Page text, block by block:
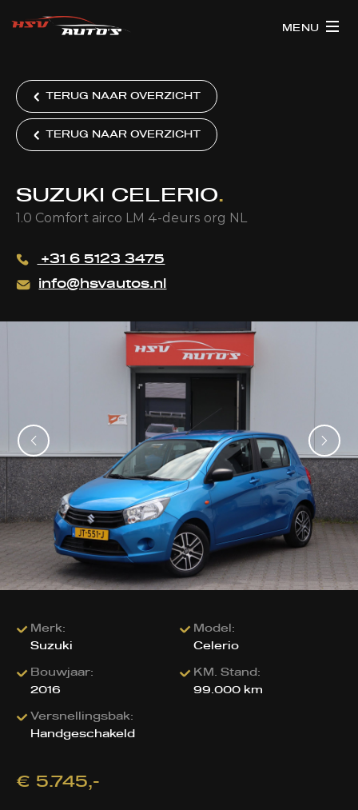
MENU
TERUG NAAR OVERZICHT
TERUG NAAR OVERZICHT
+31 6 5123 3475
info@hsvautos.nl
SUZUKI CELERIO.
1.0 Comfort airco LM 4-deurs org NL
Merk:
Suzuki
Model:
Celerio
Bouwjaar:
2016
KM. Stand:
99.000 km
Versnellingsbak:
Handgeschakeld
€ 5.745,-